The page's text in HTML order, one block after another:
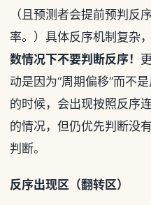
（且预测者会提前预判反
率。）具体反序机制复杂
数情况下不要判断反序！
动是因为“周期偏移”而不
的时候，会出现按照反序
的情况，但仍优先判断没
判断。
反序出现区（翻转区）